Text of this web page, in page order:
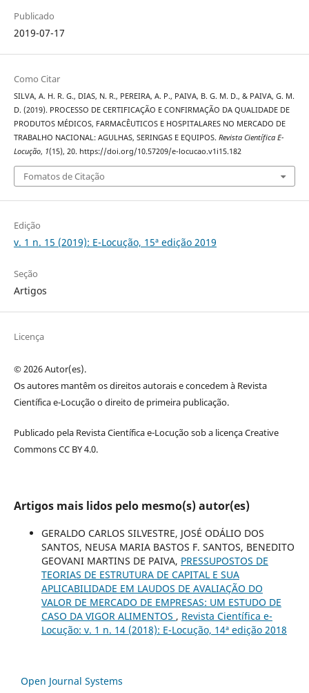
Publicado
2019-07-17
Como Citar
SILVA, A. H. R. G., DIAS, N. R., PEREIRA, A. P., PAIVA, B. G. M. D., & PAIVA, G. M.
D. (2019). PROCESSO DE CERTIFICAÇÃO E CONFIRMAÇÃO DA QUALIDADE DE
PRODUTOS MÉDICOS, FARMACÊUTICOS E HOSPITALARES NO MERCADO DE
TRABALHO NACIONAL: AGULHAS, SERINGAS E EQUIPOS. Revista Científica E-
Locução, 1(15), 20. https://doi.org/10.57209/e-locucao.v1i15.182
Fomatos de Citação
Edição
v. 1 n. 15 (2019): E-Locução, 15ª edição 2019
Seção
Artigos
Licença
© 2026 Autor(es).
Os autores mantêm os direitos autorais e concedem à Revista
Científica e-Locução o direito de primeira publicação.
Publicado pela Revista Científica e-Locução sob a licença Creative
Commons CC BY 4.0.
Artigos mais lidos pelo mesmo(s) autor(es)
GERALDO CARLOS SILVESTRE, JOSÉ ODÁLIO DOS
SANTOS, NEUSA MARIA BASTOS F. SANTOS, BENEDITO
GEOVANI MARTINS DE PAIVA, PRESSUPOSTOS DE
TEORIAS DE ESTRUTURA DE CAPITAL E SUA
APLICABILIDADE EM LAUDOS DE AVALIAÇÃO DO
VALOR DE MERCADO DE EMPRESAS: UM ESTUDO DE
CASO DA VIGOR ALIMENTOS , Revista Científica e-
Locução: v. 1 n. 14 (2018): E-Locução, 14ª edição 2018
Open Journal Systems